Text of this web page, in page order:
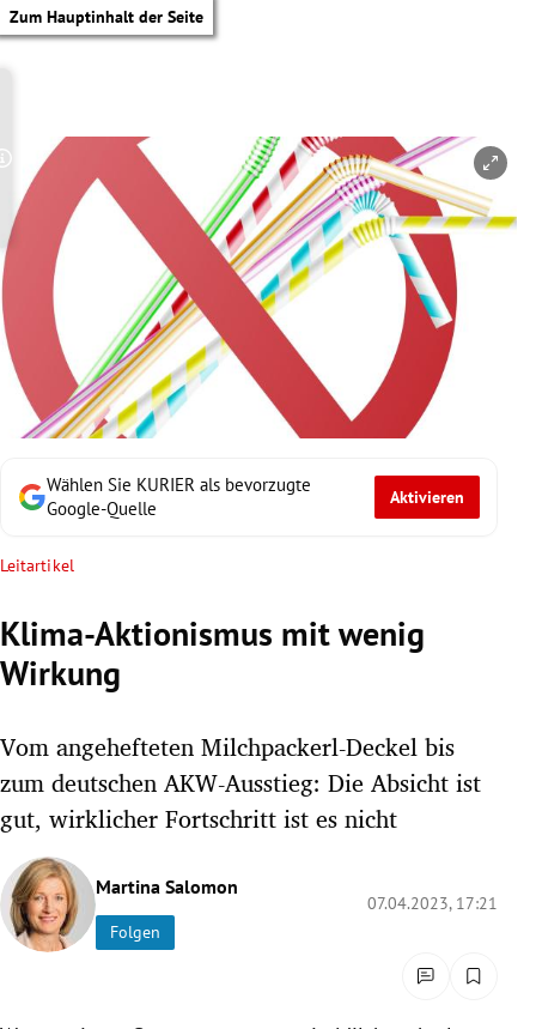
Zum Hauptinhalt der Seite
Untermenü
Untermenü
Untermenü
Untermenü
Untermenü
Untermenü
Untermenü
Wählen Sie KURIER als bevorzugte
Google-Quelle
Aktivieren
Leitartikel
Klima-Aktionismus mit wenig
Wirkung
Vom angehefteten Milchpackerl-Deckel bis
zum deutschen AKW-Ausstieg: Die Absicht ist
gut, wirklicher Fortschritt ist es nicht
Martina Salomon
Folgen
07.04.2023, 17:21
Copyright-Hinweis öffnen/schließen